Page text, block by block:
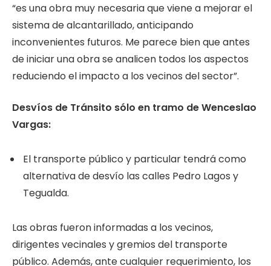
“es una obra muy necesaria que viene a mejorar el
sistema de alcantarillado, anticipando
inconvenientes futuros. Me parece bien que antes
de iniciar una obra se analicen todos los aspectos
reduciendo el impacto a los vecinos del sector”.
Desvíos de Tránsito sólo en tramo de Wenceslao
Vargas:
El transporte público y particular tendrá como
alternativa de desvío las calles Pedro Lagos y
Tegualda.
Las obras fueron informadas a los vecinos,
dirigentes vecinales y gremios del transporte
público. Además, ante cualquier requerimiento, los